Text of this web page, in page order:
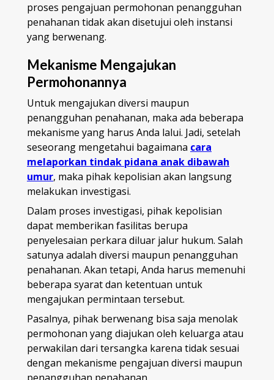
proses pengajuan permohonan penangguhan
penahanan tidak akan disetujui oleh instansi
yang berwenang.
Mekanisme Mengajukan
Permohonannya
Untuk mengajukan diversi maupun
penangguhan penahanan, maka ada beberapa
mekanisme yang harus Anda lalui. Jadi, setelah
seseorang mengetahui bagaimana cara
melaporkan tindak pidana anak dibawah
umur, maka pihak kepolisian akan langsung
melakukan investigasi.
Dalam proses investigasi, pihak kepolisian
dapat memberikan fasilitas berupa
penyelesaian perkara diluar jalur hukum. Salah
satunya adalah diversi maupun penangguhan
penahanan. Akan tetapi, Anda harus memenuhi
beberapa syarat dan ketentuan untuk
mengajukan permintaan tersebut.
Pasalnya, pihak berwenang bisa saja menolak
permohonan yang diajukan oleh keluarga atau
perwakilan dari tersangka karena tidak sesuai
dengan mekanisme pengajuan diversi maupun